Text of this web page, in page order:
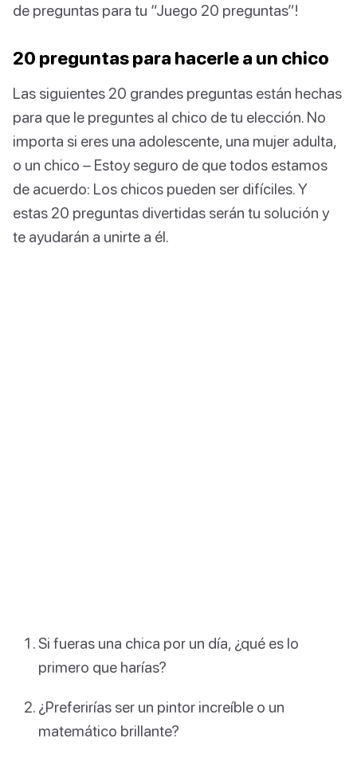
de preguntas para tu “Juego 20 preguntas”!
20 preguntas para hacerle a un chico
Las siguientes 20 grandes preguntas están hechas
para que le preguntes al chico de tu elección. No
importa si eres una adolescente, una mujer adulta,
o un chico – Estoy seguro de que todos estamos
de acuerdo: Los chicos pueden ser difíciles. Y
estas 20 preguntas divertidas serán tu solución y
te ayudarán a unirte a él.
Si fueras una chica por un día, ¿qué es lo
primero que harías?
¿Preferirías ser un pintor increíble o un
matemático brillante?